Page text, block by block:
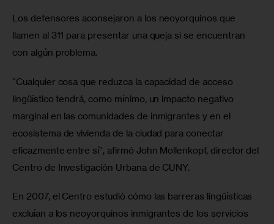
Los defensores aconsejaron a los neoyorquinos que
llamen al 311 para presentar una queja si se encuentran
con algún problema.
“Cualquier cosa que reduzca la capacidad de acceso
lingüístico tendrá, como mínimo, un impacto negativo
marginal en las comunidades de inmigrantes y en el
ecosistema de vivienda de la ciudad para conectar
eficazmente entre sí”, afirmó John Mollenkopf, director del
Centro de Investigación Urbana de CUNY.
En 2007, el Centro estudió cómo las barreras lingüísticas
excluían a los neoyorquinos inmigrantes de los servicios